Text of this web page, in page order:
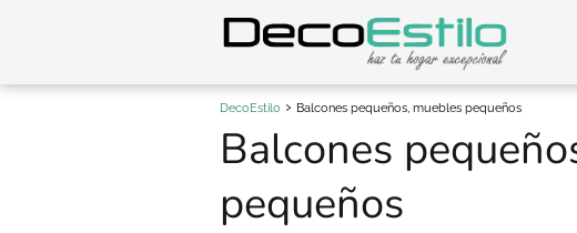
DecoEstilo Balcones pequeños, muebles pequeños
Balcones
pequeños